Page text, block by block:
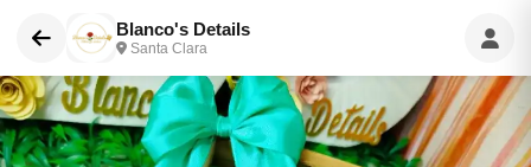
Blanco's Details
Santa Clara